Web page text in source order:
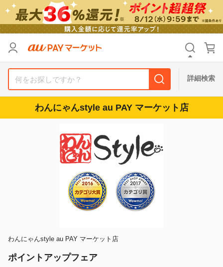
詳細検索
わんにゃんstyle au PAY マーケット店
わんにゃんstyle au PAY マーケット店
ポイントアップフェア
支払い方法
タイムセール
Pontaパス特典対象すべて ポイントUPセレクトのみ
サンキュー配送対象 レビューキャンペーン
リセット
支払い方法
タイムセール
Pontaパス特典対象すべて ポイントUPセレクトのみ
サンキュー配送対象 レビューキャンペーン